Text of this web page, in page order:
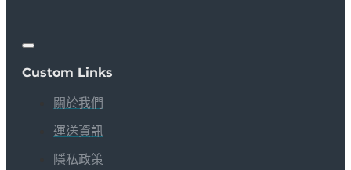
Custom Links
關於我們
運送資訊
隱私政策